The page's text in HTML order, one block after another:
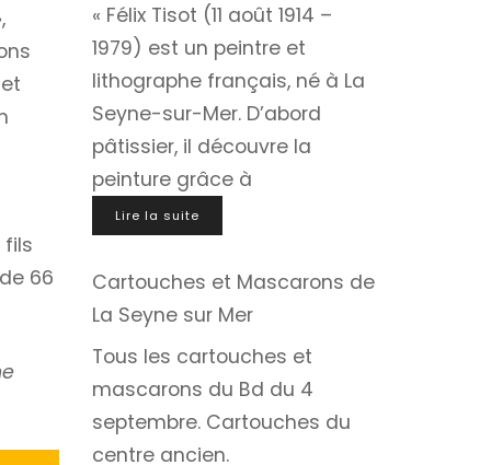
fils
66
« Félix Tisot (11 août 1914 –
1979) est un peintre et
lithographe français, né à La
Seyne-sur-Mer. D’abord
pâtissier, il découvre la
peinture grâce à
Lire la suite
Cartouches et Mascarons de
La Seyne sur Mer
Tous les cartouches et
mascarons du Bd du 4
septembre. Cartouches du
centre ancien.